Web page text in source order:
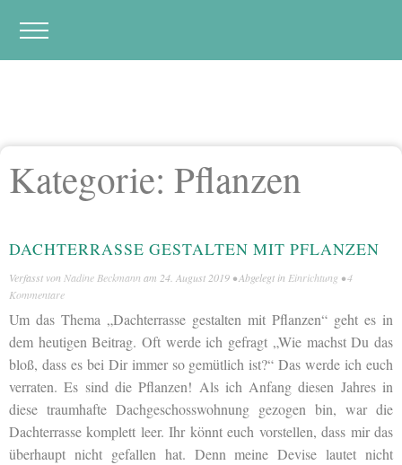
Kategorie: Pflanzen
DACHTERRASSE GESTALTEN MIT PFLANZEN
Verfasst von Nadine Beckmann am 24. August 2019 • Abgelegt in Einrichtung •4
Kommentare
Um das Thema „Dachterrasse gestalten mit Pflanzen“ geht es in
dem heutigen Beitrag. Oft werde ich gefragt „Wie machst Du das
bloß, dass es bei Dir immer so gemütlich ist?“ Das werde ich euch
verraten. Es sind die Pflanzen! Als ich Anfang diesen Jahres in
diese traumhafte Dachgeschosswohnung gezogen bin, war die
Dachterrasse komplett leer. Ihr könnt euch vorstellen, dass mir das
überhaupt nicht gefallen hat. Denn meine Devise lautet nicht